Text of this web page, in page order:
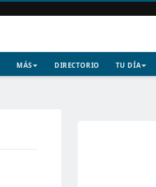
MÁS DIRECTORIO TU DÍA